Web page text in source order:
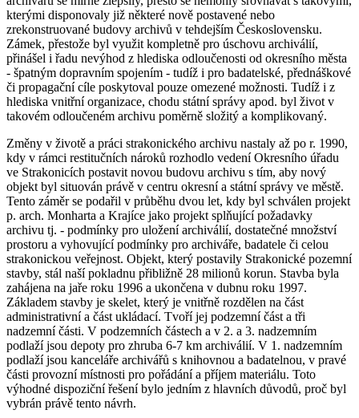
kterými disponovaly již některé nově postavené nebo
zrekonstruované budovy archivů v tehdejším Československu.
Zámek, přestože byl využit kompletně pro úschovu archiválií,
přinášel i řadu nevýhod z hlediska odloučenosti od okresního města
- špatným dopravním spojením - tudíž i pro badatelské, přednáškové
či propagační cíle poskytoval pouze omezené možnosti. Tudíž i z
hlediska vnitřní organizace, chodu státní správy apod. byl život v
takovém odloučeném archivu poměrně složitý a komplikovaný.
Změny v životě a práci strakonického archivu nastaly až po r. 1990,
kdy v rámci restitučních nároků rozhodlo vedení Okresního úřadu
ve Strakonicích postavit novou budovu archivu s tím, aby nový
objekt byl situován právě v centru okresní a státní správy ve městě.
Tento záměr se podařil v průběhu dvou let, kdy byl schválen projekt
p. arch. Monharta a Krajíce jako projekt splňující požadavky
archivu tj. - podmínky pro uložení archiválií, dostatečné množství
prostoru a vyhovující podmínky pro archiváře, badatele či celou
strakonickou veřejnost. Objekt, který postavily Strakonické pozemní
stavby, stál naší pokladnu přibližně 28 milionů korun. Stavba byla
zahájena na jaře roku 1996 a ukončena v dubnu roku 1997.
Základem stavby je skelet, který je vnitřně rozdělen na část
administrativní a část ukládací. Tvoří jej podzemní část a tři
nadzemní části. V podzemních částech a v 2. a 3. nadzemním
podlaží jsou depoty pro zhruba 6-7 km archiválií. V 1. nadzemním
podlaží jsou kanceláře archivářů s knihovnou a badatelnou, v pravé
části provozní místnosti pro pořádání a příjem materiálu. Toto
výhodné dispoziční řešení bylo jedním z hlavních důvodů, proč byl
vybrán právě tento návrh.